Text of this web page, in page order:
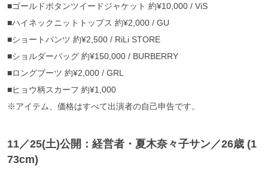
■ゴールドボタンツイードジャケット 約¥10,000 / ViS
■ハイネックニットトップス 約¥2,000 / GU
■ショートパンツ 約¥2,500 / RiLi STORE
■ショルダーバッグ 約¥150,000 / BURBERRY
■ロングブーツ 約¥2,000 / GRL
■ヒョウ柄スカーフ 約¥1,000
※アイテム、価格はすべて出演者の自己申告です。
11／25(土)公開：経営者・夏木奈々子サン ／26歳 (1
73cm)